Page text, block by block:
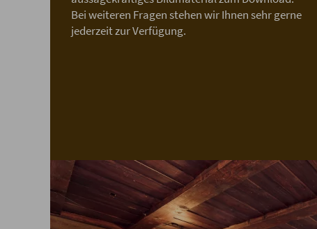
Bei weiteren Fragen stehen wir Ihnen sehr gerne
jederzeit zur Verfügung.